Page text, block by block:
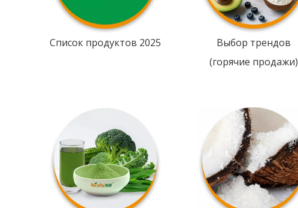
Список продуктов 2025
Выбор трендов
(горячие продажи)